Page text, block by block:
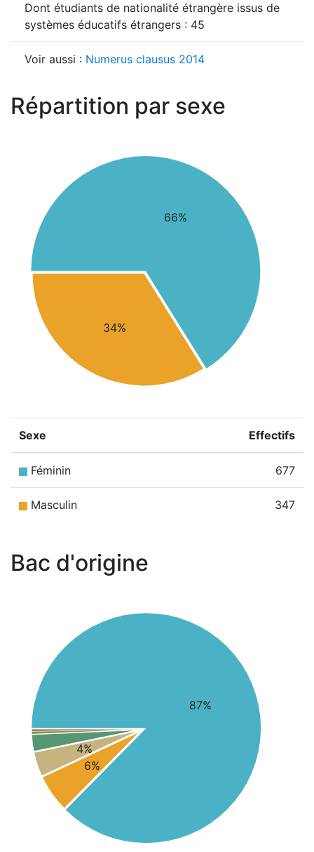
Dont étudiants de nationalité étrangère issus de
systèmes éducatifs étrangers : 45
Voir aussi : Numerus clausus 2014
Répartition par sexe
66%
34%
Sexe Effectifs
Féminin 677
Masculin 347
Bac d'origine
87%
6%
4%